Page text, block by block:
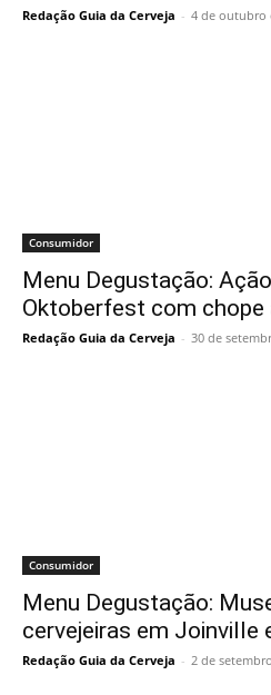
Redação Guia da Cerveja - 4 de outubro
Consumidor
Menu Degustação:
Oktoberfest com
Redação Guia da Cerveja - 30 de
Consumidor
Menu Degustação:
cervejeiras em Joinville
Redação Guia da Cerveja - 2 de